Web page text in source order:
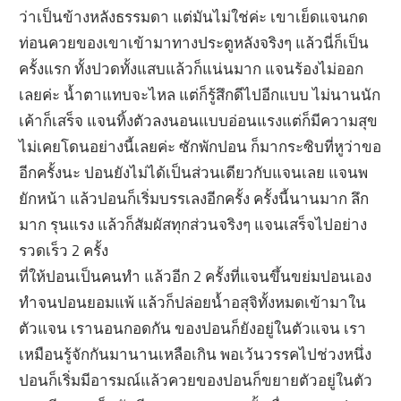
ว่าเป็นข้างหลังธรรมดา แต่มันไม่ใช่ค่ะ เขาเย็ดแจนกด
ท่อนควยของเขาเข้ามาทางประตูหลังจริงๆ แล้วนี่ก็เป็น
ครั้งแรก ทั้งปวดทั้งแสบแล้วก็แน่นมาก แจนร้องไม่ออก
เลยค่ะ น้ำตาแทบจะไหล แต่ก็รู้สึกดีไปอีกแบบ ไม่นานนัก
เค้าก็เสร็จ แจนทิ้งตัวลงนอนแบบอ่อนแรงแต่ก็มีความสุข
ไม่เคยโดนอย่างนี้เลยค่ะ ซักพักปอน ก็มากระซิบที่หูว่าขอ
อีกครั้งนะ ปอนยังไม่ได้เป็นส่วนเดียวกับแจนเลย แจนพ
ยักหน้า แล้วปอนก็เริ่มบรรเลงอีกครั้ง ครั้งนี้นานมาก ลึก
มาก รุนแรง แล้วก็สัมผัสทุกส่วนจริงๆ แจนเสร็จไปอย่าง
รวดเร็ว 2 ครั้ง
ที่ให้ปอนเป็นคนทำ แล้วอีก 2 ครั้งที่แจนขึ้นขย่มปอนเอง
ทำจนปอนยอมแพ้ แล้วก็ปล่อยน้ำอสุจิทั้งหมดเข้ามาใน
ตัวแจน เรานอนกอดกัน ของปอนก็ยังอยู่ในตัวแจน เรา
เหมือนรู้จักกันมานานเหลือเกิน พอเว้นวรรคไปช่วงหนึ่ง
ปอนก็เริ่มมีอารมณ์แล้วควยของปอนก็ขยายตัวอยู่ในตัว